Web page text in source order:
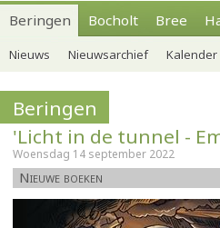
Beringen Bocholt Bree
Nieuws Nieuwsarchief Kalender
Beringen
'Licht in de tunnel -
Woensdag 14 september 2022
Nieuwe boeken